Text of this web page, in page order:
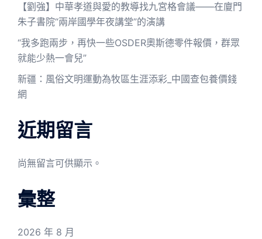
【劉強】中華孝道與愛的教導找九宮格會議——在廈門
朱子書院“兩岸國學年夜講堂”的演講
“我多跑兩步，再快一些OSDER奧斯德零件報價，群眾
就能少熱一會兒”
新疆：風俗文明運動為牧區生涯添彩_中國查包養價錢
網
近期留言
尚無留言可供顯示。
彙整
2026 年 8 月